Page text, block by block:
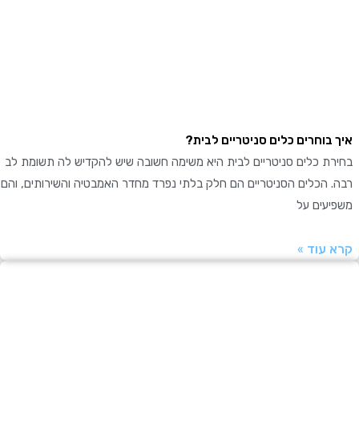
כלים סניטריים לבית?
כלים סניטריים לבית היא משימה חשובה שיש להקדיש לה תשומת לב
הסניטריים הם חלק בלתי נפרד מחדר האמבטיה והשירותים, והם
על
»